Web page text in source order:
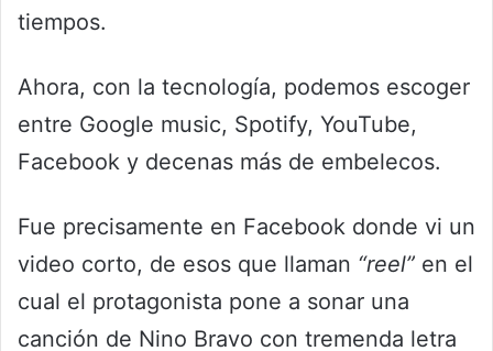
tiempos.
Ahora, con la tecnología, podemos escoger
entre Google music, Spotify, YouTube,
Facebook y decenas más de embelecos.
Fue precisamente en Facebook donde vi un
video corto, de esos que llaman “reel” en el
cual el protagonista pone a sonar una
canción de Nino Bravo con tremenda letra